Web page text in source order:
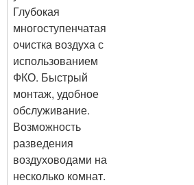
Глубокая
многоступенчатая
очистка воздуха с
использованием
ФКО. Быстрый
монтаж, удобное
обслуживание.
Возможность
разведения
воздуховодами на
несколько комнат.